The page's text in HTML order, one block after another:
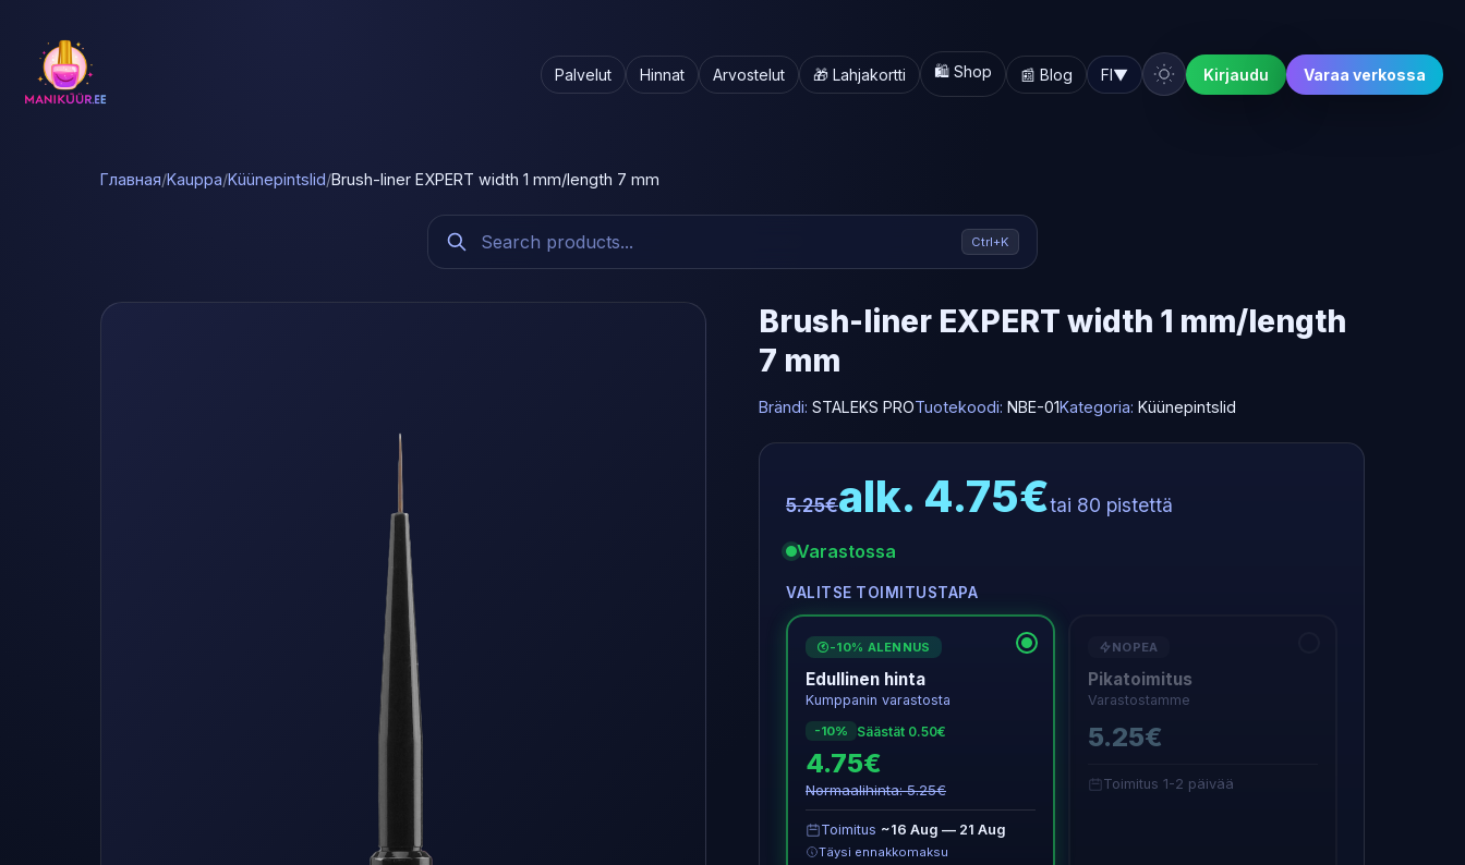
Palvelut Hinnat Arvostelut 🎁 Lahjakortti 🛍️ Shop 📰 Blog FI▼ Kirjaudu Varaa verkossa
Главная/Kauppa/Küünepintslid/Brush-liner EXPERT width 1 mm/length 7 mm
Ctrl+K
Brush-liner EXPERT width 1 mm/length
7 mm
Brändi: STALEKS PROTuotekoodi: NBE-01Kategoria: Küünepintslid
5.25€alk. 4.75€tai 80 pistettä
Varastossa
VALITSE TOIMITUSTAPA
€ -10% ALENNUS
Edullinen hinta
Kumppanin varastosta
-10% Säästät 0.50€
4.75€
Normaalihinta: 5.25€
Toimitus ~16 Aug — 21 Aug
Täysi ennakkomaksu
NOPEA
Pikatoimitus
Varastostamme
5.25€
Toimitus 1-2 päivää